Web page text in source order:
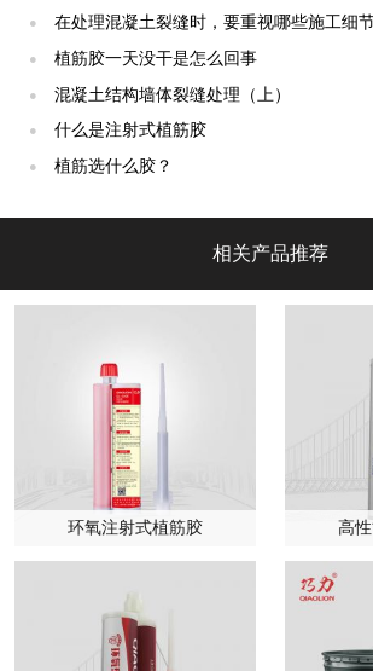
● 在处理混凝土裂缝时，要重视哪些施工细
● 植筋胶一天没干是怎么回事
● 混凝土结构墙体裂缝处理（上）
● 什么是注射式植筋胶
● 植筋选什么胶？
相关产品推荐
环氧注射式植筋胶 高